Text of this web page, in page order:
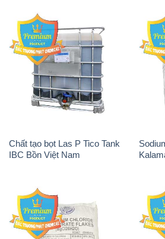
Chất tạo bọt Las P Tico Tank
IBC Bồn Việt Nam